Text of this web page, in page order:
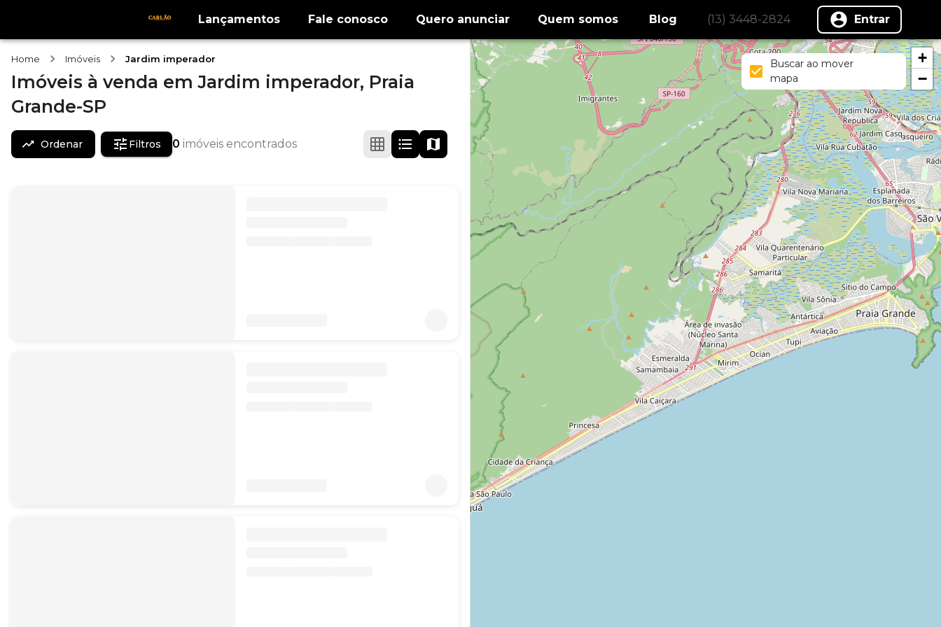
Lançamentos Fale conosco Quero anunciar Quem somos Blog (13) 3448-2824 Entrar
Home Imóveis Jardim imperador
Imóveis à venda emJardim imperador, Praia
Grande-SP
Ordenar Filtros 0 imóveis encontrados
+
−
Buscar ao mover
mapa